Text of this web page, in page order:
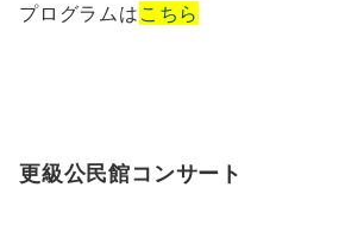
プログラムは こちら
更級公民館コンサート